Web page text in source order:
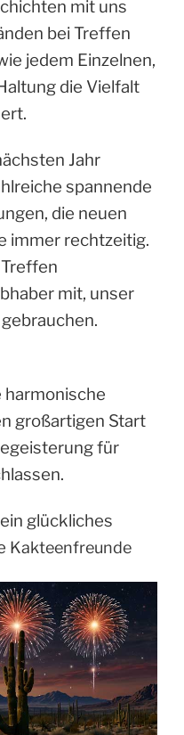
mit uns
bei Treffen
jedem Einzelnen,
die Vielfalt
Jahr
spannende
die neuen
immer rechtzeitig.
mit, unser
harmonische
großartigen Start
für
glückliches
Kakteenfreunde